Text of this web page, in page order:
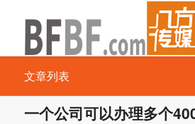
文章列表
一个公司可以办理多个